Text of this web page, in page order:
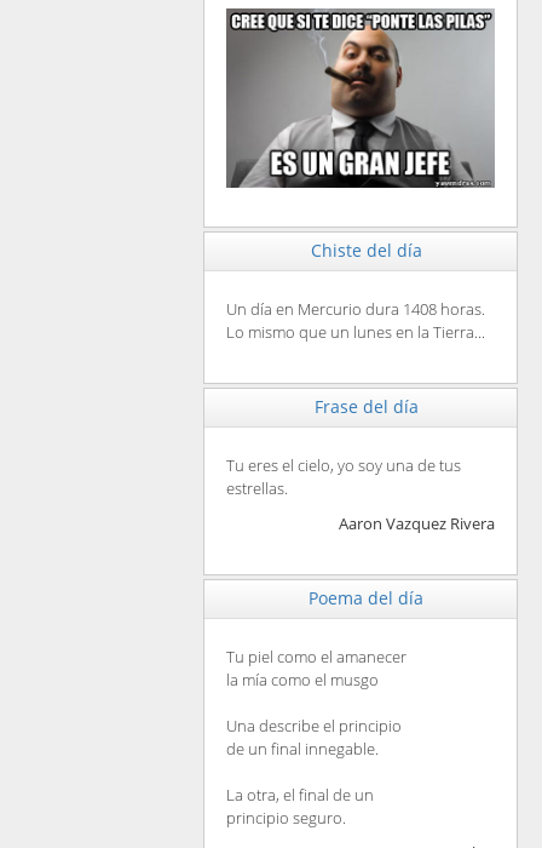
Chiste del día
Un día en Mercurio dura 1408 horas.
Lo mismo que un lunes en la Tierra...
Frase del día
Tu eres el cielo, yo soy una de tus
estrellas.
Aaron Vazquez Rivera
Poema del día
Tu piel como el amanecer
la mía como el musgo
Una describe el principio
de un final innegable.
La otra, el final de un
principio seguro.